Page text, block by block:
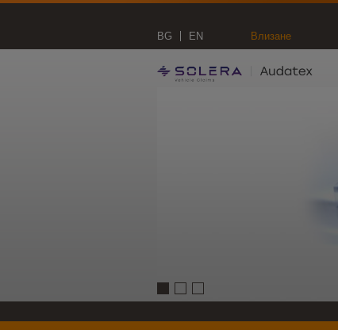
BG EN Влизане